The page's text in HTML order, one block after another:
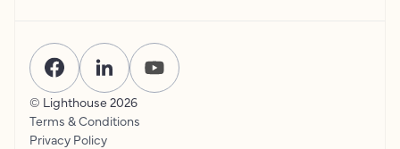
© Lighthouse 2026
Terms & Conditions
Privacy Policy